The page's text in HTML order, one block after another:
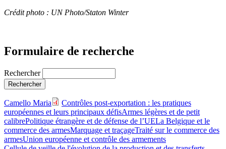
Crédit photo : UN Photo/Staton Winter
Formulaire de recherche
Rechercher
Camello Maria
Contrôles post-exportation : les pratiques
européennes et leurs principaux défisArmes légères et de petit
calibrePolitique étrangère et de défense de l’UELa Belgique et le
commerce des armesMarquage et traçageTraité sur le commerce des
armesUnion européenne et contrôle des armements